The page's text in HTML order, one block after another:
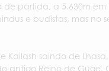
partida, a 5.630m
e budistas, mas no
Kailash saindo de
antigo Reino de